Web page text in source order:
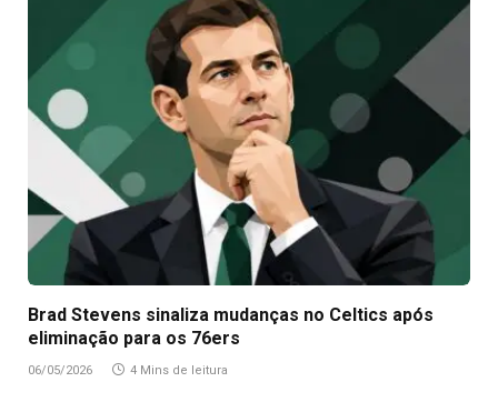
Brad Stevens sinaliza mudanças no Celtics após
eliminação para os 76ers
06/05/2026 4 Mins de leitura